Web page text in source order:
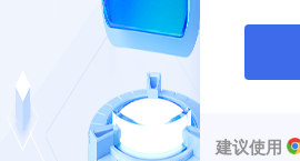
建议使用